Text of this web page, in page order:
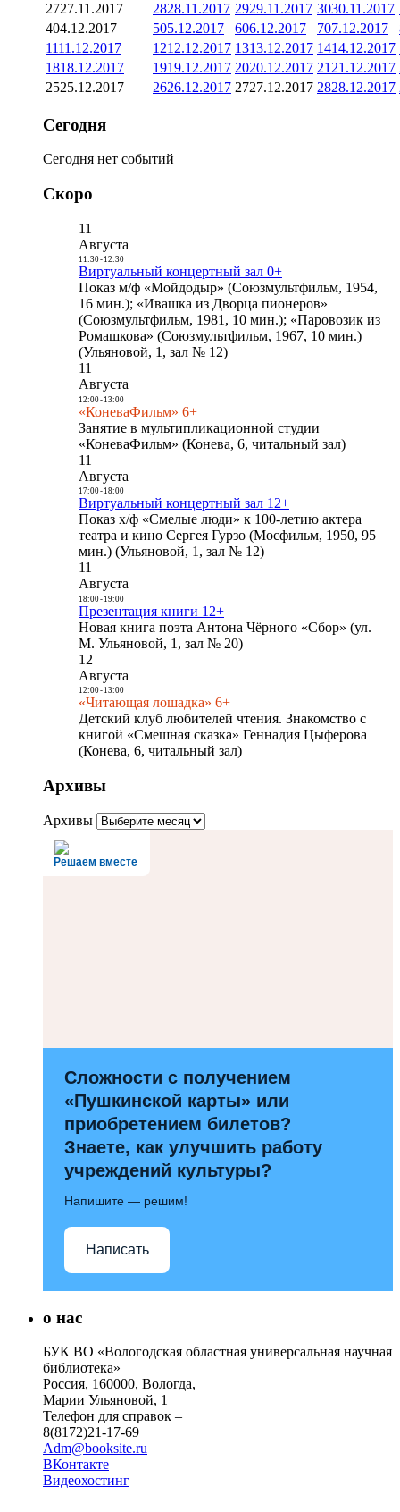
2727.11.2017 2828.11.2017 2929.11.2017 3030.11.2017
404.12.2017 505.12.2017 606.12.2017 707.12.2017
1111.12.2017 1212.12.2017 1313.12.2017 1414.12.2017
1818.12.2017 1919.12.2017 2020.12.2017 21 21.12.2017
2525.12.2017 2626.12.2017 2727.12.2017 2828.12.2017
Сегодня
Сегодня нет событий
Скоро
11
Августа
11:30- 12:30
Виртуальный концертный зал 0+
Показ м/ф «Мойдодыр» (Союзмультфильм, 1954,
16 мин.); «Ивашка из Дворца пионеров»
(Союзмультфильм, 1981, 10 мин.); «Паровозик из
Ромашкова» (Союзмультфильм, 1967, 10 мин.)
(Ульяновой, 1, зал № 12)
11
Августа
12:00- 13:00
«КоневаФильм» 6+
Занятие в мультипликационной студии
«КоневаФильм» (Конева, 6, читальный зал)
11
Августа
17:00- 18:00
Виртуальный концертный зал 12+
Показ х/ф «Смелые люди» к 100-летию актера
театра и кино Сергея Гурзо (Мосфильм, 1950, 95
мин.) (Ульяновой, 1, зал № 12)
11
Августа
18:00- 19:00
Презентация книги 12+
Новая книга поэта Антона Чёрного «Сбор» (ул.
М. Ульяновой, 1, зал № 20)
12
Августа
12:00- 13:00
«Читающая лошадка» 6+
Детский клуб любителей чтения. Знакомство с
книгой «Смешная сказка» Геннадия Цыферова
(Конева, 6, читальный зал)
Архивы
Архивы
Решаем вместе
Сложности с получением
«Пушкинской карты» или
приобретением билетов?
Знаете, как улучшить работу
учреждений культуры?
Напишите — решим!
Написать
о нас
БУК ВО «Вологодская областная универсальная научная
библиотека»
Россия, 160000, Вологда,
Марии Ульяновой, 1
Телефон для справок –
8(8172)21-17-69
Adm@booksite.ru
ВКонтакте
Видеохостинг